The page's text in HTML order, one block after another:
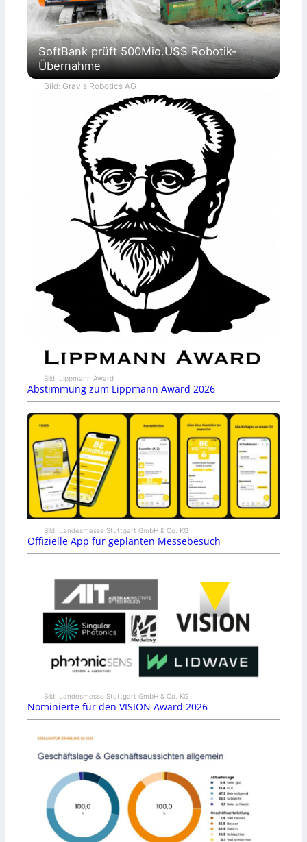
SoftBank prüft 500Mio.US$ Robotik-
Übernahme
Bild: Gravis Robotics AG
Bild: Lippmann Award
Abstimmung zum Lippmann Award 2026
Bild: Landesmesse Stuttgart GmbH & Co. KG
Offizielle App für geplanten Messebesuch
Bild: Landesmesse Stuttgart GmbH & Co. KG
Nominierte für den VISION Award 2026